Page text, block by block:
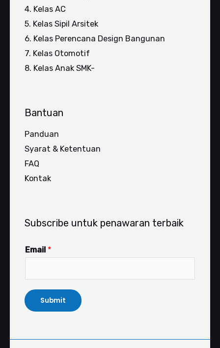
4. Kelas AC
5. Kelas Sipil Arsitek
6. Kelas Perencana Design Bangunan
7. Kelas Otomotif
8. Kelas Anak SMK-
Bantuan
Panduan
Syarat & Ketentuan
FAQ
Kontak
Subscribe untuk penawaran terbaik
Email *
Submit